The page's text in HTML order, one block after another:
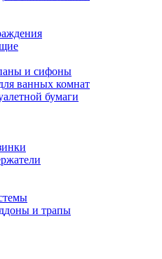
и сифоны
ванных комнат
бумаги
и трапы